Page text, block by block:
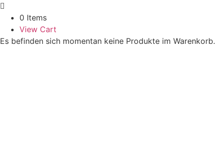
0 Items
View Cart
Es befinden sich momentan keine Produkte im Warenkorb.